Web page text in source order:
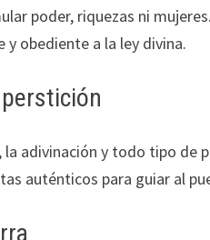
poder, riquezas ni
y obediente a la ley divina.
la adivinación y todo tipo de
auténticos para guiar al